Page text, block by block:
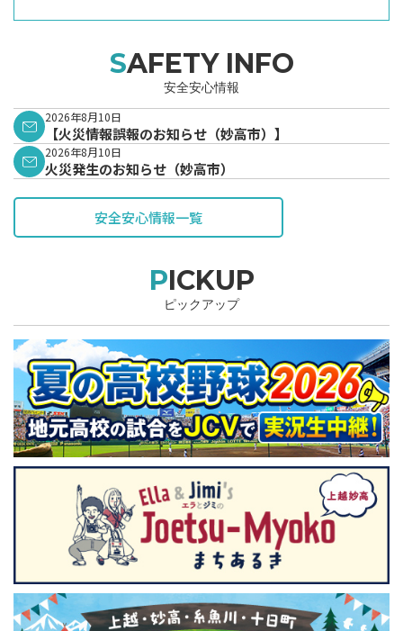
SAFETY INFO
安全安心情報
2026年8月10日
【火災情報誤報のお知らせ（妙高市）】
2026年8月10日
火災発生のお知らせ（妙高市）
安全安心情報一覧
PICKUP
ピックアップ